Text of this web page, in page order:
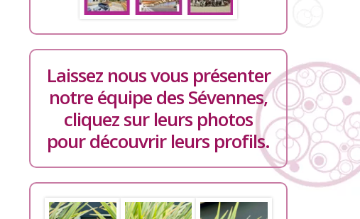
Laissez nous vous présenter
notre équipe des Sévennes,
cliquez sur leurs photos
pour découvrir leurs profils.